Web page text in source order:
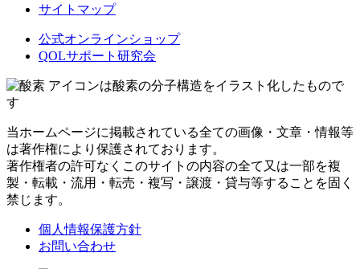
サイトマップ
公式オンラインショップ
QOLサポート研究会
アイコンは酸素の分子構造をイラスト化したもので
す
当ホームページに掲載されている全ての画像・文章・情報等
は著作権により保護されております。
著作権者の許可なくこのサイトの内容の全て又は一部を複
製・転載・流用・転売・複写・譲渡・貸与等することを固く
禁じます。
個人情報保護方針
お問い合わせ